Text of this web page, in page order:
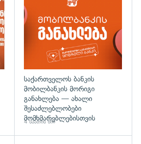
საქართველოს ბანკის
მობილბანკის მორიგი
განახლება — ახალი
შესაძლებლობები
მომხმარებლებისთვის
4 საათის წინ